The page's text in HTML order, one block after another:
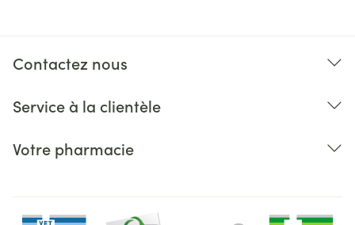
Contactez nous
Service à la clientèle
Votre pharmacie